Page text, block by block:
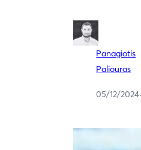
Panagiotis
Paliouras
05/12/2024·